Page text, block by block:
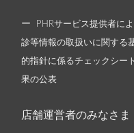
PHRサービス提供者に
診等情報の取扱いに関する
的指針に係るチェックシー
果の公表
店舗運営者のみなさま